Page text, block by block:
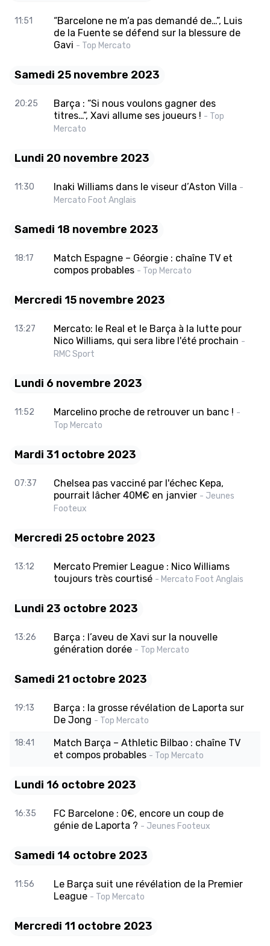
11:51
“Barcelone ne m’a pas demandé de…”, Luis
de la Fuente se défend sur la blessure de
Gavi - Top Mercato
Samedi 25 novembre 2023
20:25
Barça : “Si nous voulons gagner des
titres…”, Xavi allume ses joueurs ! - Top
Mercato
Lundi 20 novembre 2023
11:30 Inaki Williams dans le viseur d’Aston Villa -
Mercato Foot Anglais
Samedi 18 novembre 2023
18:17
Match Espagne – Géorgie : chaîne TV et
compos probables - Top Mercato
Mercredi 15 novembre 2023
13:27
Mercato: le Real et le Barça à la lutte pour
Nico Williams, qui sera libre l'été prochain -
RMC Sport
Lundi 6 novembre 2023
11:52 Marcelino proche de retrouver un banc ! -
Top Mercato
Mardi 31 octobre 2023
07:37
Chelsea pas vacciné par l'échec Kepa,
pourrait lâcher 40M€ en janvier - Jeunes
Footeux
Mercredi 25 octobre 2023
13:12
Mercato Premier League : Nico Williams
toujours très courtisé - Mercato Foot Anglais
Lundi 23 octobre 2023
13:26
Barça : l’aveu de Xavi sur la nouvelle
génération dorée - Top Mercato
Samedi 21 octobre 2023
19:13
Barça : la grosse révélation de Laporta sur
De Jong - Top Mercato
18:41
Match Barça – Athletic Bilbao : chaîne TV
et compos probables - Top Mercato
Lundi 16 octobre 2023
16:35
FC Barcelone : 0€, encore un coup de
génie de Laporta ? - Jeunes Footeux
Samedi 14 octobre 2023
11:56
Le Barça suit une révélation de la Premier
League - Top Mercato
Mercredi 11 octobre 2023